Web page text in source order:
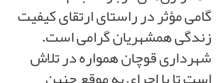
گامی مؤثر در راستای ارتقای کیفیت
زندگی همشهریان گرامی است.
شهرداری قوچان همواره در تلاش